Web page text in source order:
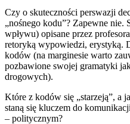
Czy o skuteczności perswazji
„nośnego kodu”? Zapewne nie.
wpływu) opisane przez
retoryką wypowiedzi, erystyką.
kodów (na marginesie warto
pozbawione swojej gramatyki
drogowych).
Które z kodów się „starzeją”, a
staną się kluczem do
– politycznym?